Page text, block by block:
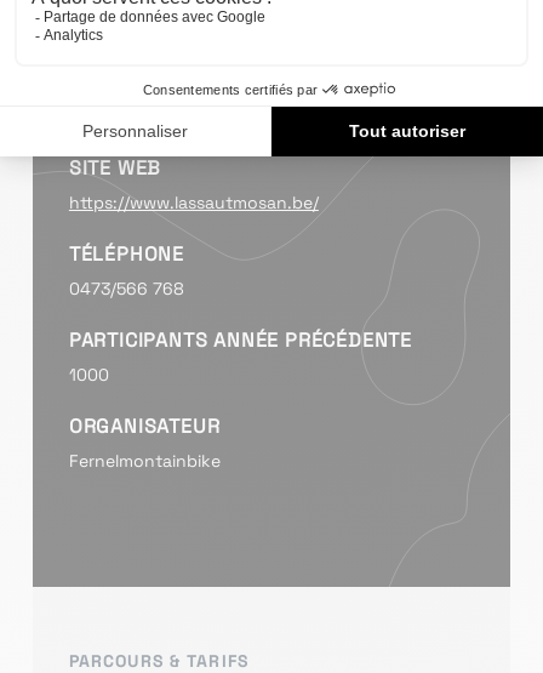
Avenue de la Rénovation, Fernelmont
SITE WEB
https://www.lassautmosan.be/
TÉLÉPHONE
0473/566 768
PARTICIPANTS ANNÉE PRÉCÉDENTE
1000
ORGANISATEUR
Fernelmontainbike
PARCOURS & TARIFS